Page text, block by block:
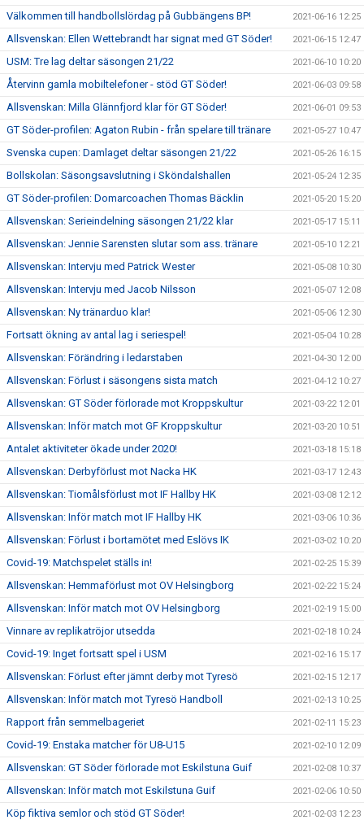
Välkommen till handbollslördag på Gubbängens BP! 2021-06-16 12:25
Allsvenskan: Ellen Wettebrandt har signat med GT Söder! 2021-06-15 12:47
USM: Tre lag deltar säsongen 21/22 2021-06-10 10:20
Återvinn gamla mobiltelefoner - stöd GT Söder! 2021-06-03 09:58
Allsvenskan: Milla Glännfjord klar för GT Söder! 2021-06-01 09:53
GT Söder-profilen: Agaton Rubin - från spelare till tränare 2021-05-27 10:47
Svenska cupen: Damlaget deltar säsongen 21/22 2021-05-26 16:15
Bollskolan: Säsongsavslutning i Sköndalshallen 2021-05-24 12:35
GT Söder-profilen: Domarcoachen Thomas Bäcklin 2021-05-20 15:20
Allsvenskan: Serieindelning säsongen 21/22 klar 2021-05-17 15:11
Allsvenskan: Jennie Sarensten slutar som ass. tränare 2021-05-10 12:21
Allsvenskan: Intervju med Patrick Wester 2021-05-08 10:30
Allsvenskan: Intervju med Jacob Nilsson 2021-05-07 12:08
Allsvenskan: Ny tränarduo klar! 2021-05-06 12:30
Fortsatt ökning av antal lag i seriespel! 2021-05-04 10:28
Allsvenskan: Förändring i ledarstaben 2021-04-30 12:00
Allsvenskan: Förlust i säsongens sista match 2021-04-12 10:27
Allsvenskan: GT Söder förlorade mot Kroppskultur 2021-03-22 12:01
Allsvenskan: Inför match mot GF Kroppskultur 2021-03-20 10:51
Antalet aktiviteter ökade under 2020! 2021-03-18 15:18
Allsvenskan: Derbyförlust mot Nacka HK 2021-03-17 12:43
Allsvenskan: Tiomålsförlust mot IF Hallby HK 2021-03-08 12:12
Allsvenskan: Inför match mot IF Hallby HK 2021-03-06 10:36
Allsvenskan: Förlust i bortamötet med Eslövs IK 2021-03-02 10:20
Covid-19: Matchspelet ställs in! 2021-02-25 15:39
Allsvenskan: Hemmaförlust mot OV Helsingborg 2021-02-22 15:24
Allsvenskan: Inför match mot OV Helsingborg 2021-02-19 15:00
Vinnare av replikatröjor utsedda 2021-02-18 10:24
Covid-19: Inget fortsatt spel i USM 2021-02-16 15:17
Allsvenskan: Förlust efter jämnt derby mot Tyresö 2021-02-15 12:17
Allsvenskan: Inför match mot Tyresö Handboll 2021-02-13 10:25
Rapport från semmelbageriet 2021-02-11 15:23
Covid-19: Enstaka matcher för U8-U15 2021-02-10 12:09
Allsvenskan: GT Söder förlorade mot Eskilstuna Guif 2021-02-08 10:37
Allsvenskan: Inför match mot Eskilstuna Guif 2021-02-06 10:50
Köp fiktiva semlor och stöd GT Söder! 2021-02-03 12:23